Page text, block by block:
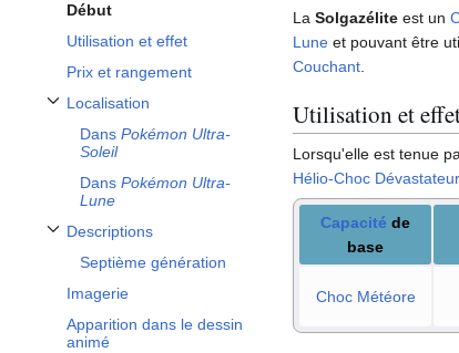
Début
Utilisation et effet
Prix et rangement
Localisation
Afficher / masquer la sous-section Localisation
Dans Pokémon Ultra-
Soleil
Dans Pokémon Ultra-
Lune
Descriptions
Afficher / masquer la sous-section Descriptions
Septième génération
Imagerie
Apparition dans le dessin
animé
La Solgazélite est un
Lune et pouvant être
Couchant
Utilisation et
Lorsqu'elle est tenue
Hélio-Choc Dévastateur
Capacité de
base
Choc Météore